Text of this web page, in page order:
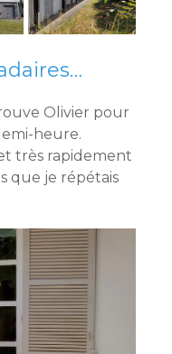
Olivier pour
heure.
très rapidement
que je répétais